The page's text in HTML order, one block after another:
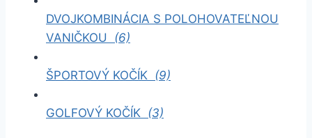
DVOJKOMBINÁCIA S POLOHOVATEĽNOU
VANIČKOU (6)
ŠPORTOVÝ KOČÍK (9)
GOLFOVÝ KOČÍK (3)